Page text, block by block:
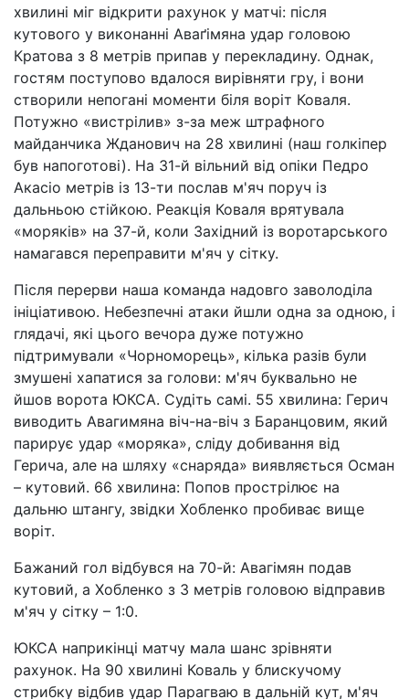
хвилині міг відкрити рахунок у матчі: після
кутового у виконанні Аваґімяна удар головою
Кратова з 8 метрів припав у перекладину. Однак,
гостям поступово вдалося вирівняти гру, і вони
створили непогані моменти біля воріт Коваля.
Потужно «вистрілив» з-за меж штрафного
майданчика Жданович на 28 хвилині (наш голкіпер
був напоготові). На 31-й вільний від опіки Педро
Акасіо метрів із 13-ти послав м'яч поруч із
дальньою стійкою. Реакція Коваля врятувала
«моряків» на 37-й, коли Західний із воротарського
намагався переправити м'яч у сітку.
Після перерви наша команда надовго заволоділа
ініціативою. Небезпечні атаки йшли одна за одною, і
глядачі, які цього вечора дуже потужно
підтримували «Чорноморець», кілька разів були
змушені хапатися за голови: м'яч буквально не
йшов ворота ЮКСА. Судіть самі. 55 хвилина: Герич
виводить Авагимяна віч-на-віч з Баранцовим, який
парирує удар «моряка», сліду добивання від
Герича, але на шляху «снаряда» виявляється Осман
– кутовий. 66 хвилина: Попов прострілює на
дальню штангу, звідки Хобленко пробиває вище
воріт.
Бажаний гол відбувся на 70-й: Авагімян подав
кутовий, а Хобленко з 3 метрів головою відправив
м'яч у сітку – 1:0.
ЮКСА наприкінці матчу мала шанс зрівняти
рахунок. На 90 хвилині Коваль у блискучому
стрибку відбив удар Парагваю в дальній кут, м'яч